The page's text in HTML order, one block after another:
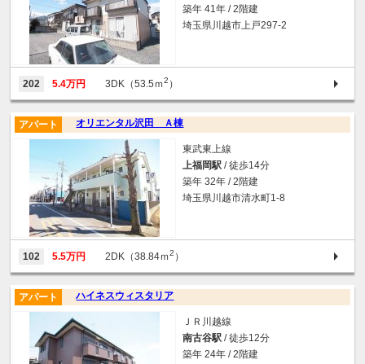
築年 41年 / 2階建
埼玉県川越市上戸297-2
202 5.4万円 3DK（53.5ｍ2 ）
オリエンタル沢田 Ａ棟
アパート
東武東上線
上福岡駅 / 徒歩14分
築年 32年 / 2階建
埼玉県川越市清水町1-8
102 5.5万円 2DK（38.84ｍ2 ）
ハイネスウィスタリア
アパート
ＪＲ川越線
南古谷駅 / 徒歩12分
築年 24年 / 2階建